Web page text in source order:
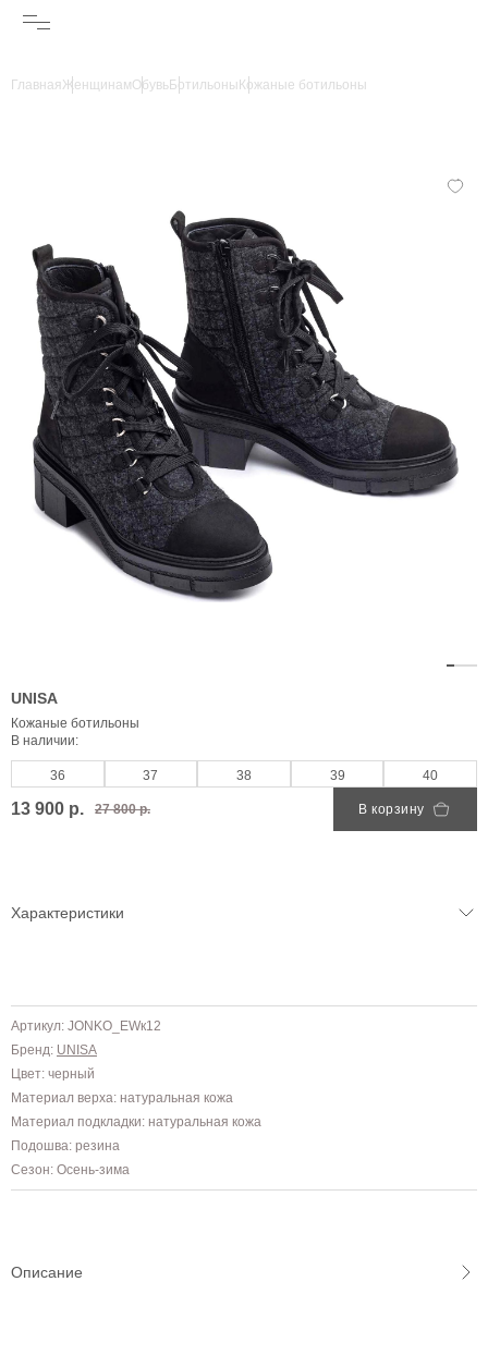
ГлавнаяЖенщинамОбувьБотильоны Кожаные ботильоны
UNISA
Кожаные ботильоны
В наличии:
36 37 38 39 40
13 900 р. 27 800 р. В корзину
Характеристики
Артикул: JONKO_EWк12
Бренд: UNISA
Цвет: черный
Материал верха: натуральная кожа
Материал подкладки: натуральная кожа
Подошва: резина
Сезон: Осень-зима
Описание